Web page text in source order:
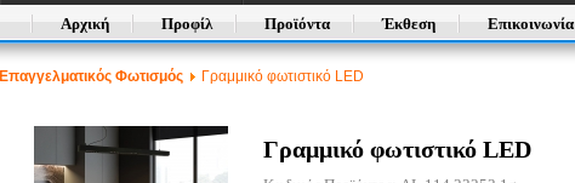
Αρχική Προφίλ Προϊόντα Έκθεση Επικοινωνία
Επαγγελματικός Φωτισμός Γραμμικό φωτιστικό LED
Γραμμικό φωτιστικό LED